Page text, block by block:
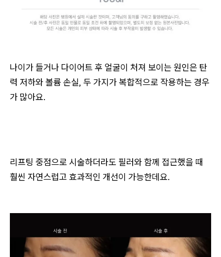
나이가 들거나 다이어트 후 얼굴이 처져 보이는 원인은 탄
력 저하와 볼륨 손실, 두 가지가 복합적으로 작용하는 경우
가 많아요.
리프팅 중점으로 시술하더라도 필러와 함께 접근했을 때
훨씬 자연스럽고 효과적인 개선이 가능한데요.